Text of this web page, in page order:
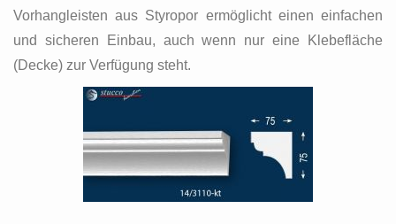
Vorhangleisten aus Styropor ermöglicht einen einfachen
und sicheren Einbau, auch wenn nur eine Klebefläche
(Decke) zur Verfügung steht.